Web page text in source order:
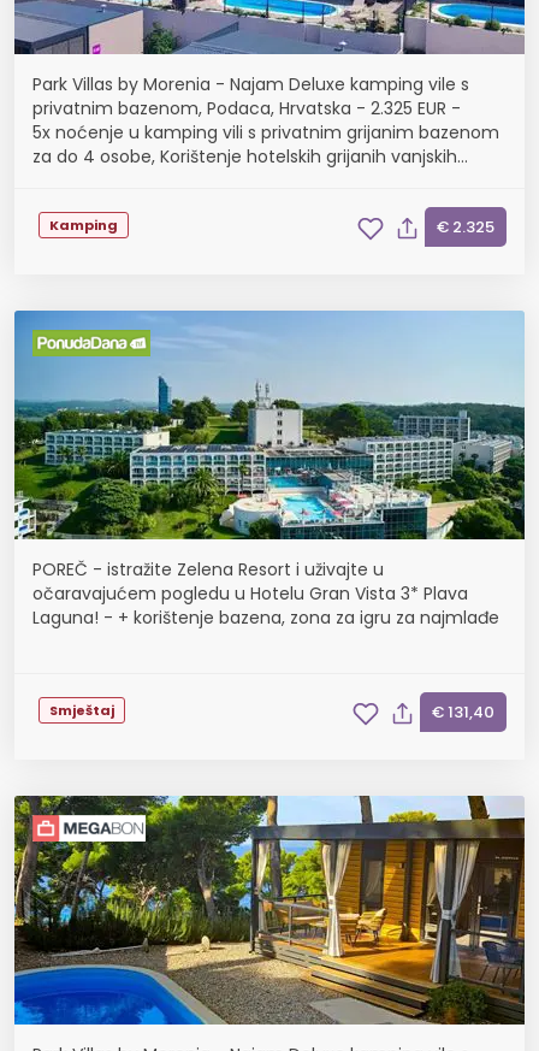
Park Villas by Morenia - Najam Deluxe kamping vile s
privatnim bazenom, Podaca, Hrvatska - 2.325 EUR -
5x noćenje u kamping vili s privatnim grijanim bazenom
za do 4 osobe, Korištenje hotelskih grijanih vanjskih
Kamping € 2.325
POREČ - istražite Zelena Resort i uživajte u
očaravajućem pogledu u Hotelu Gran Vista 3* Plava
Laguna! - + korištenje bazena, zona za igru za najmlađe
Smještaj € 131,40